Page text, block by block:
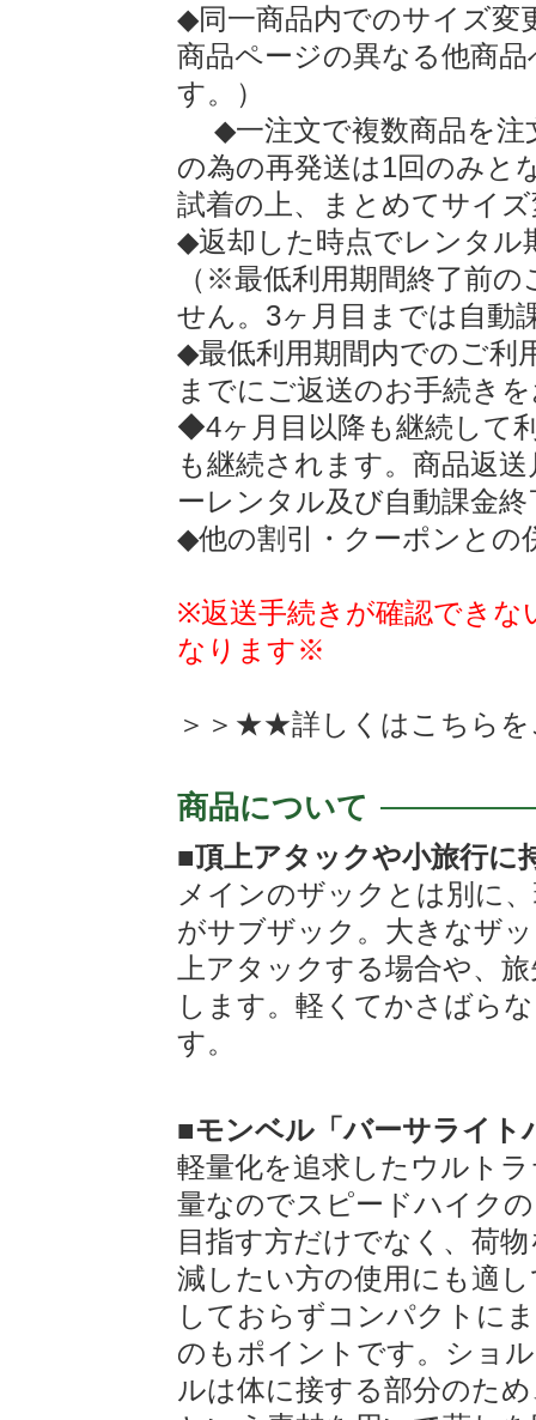
◆同一商品内でのサイズ
商品ページの異なる他商
す。）
◆一注文で複数商品を注
の為の再発送は1回のみと
試着の上、まとめてサイ
◆返却した時点でレンタル
（※最低利用期間終了前
せん。3ヶ月目までは自動
◆最低利用期間内でのご利
までにご返送のお手続き
◆4ヶ月目以降も継続して
も継続されます。商品返
ーレンタル及び自動課金
◆他の割引・クーポンとの
※返送手続きが確認できな
なります※
＞＞★★詳しくは こちら
商品について
■頂上アタックや小旅行に
メインのザックとは別に
がサブザック。大きなザ
上アタックする場合や、
します。軽くてかさばら
す。
■モンベル「バーサライト
軽量化を追求したウルト
量なのでスピードハイク
目指す方だけでなく、荷
減したい方の使用にも適
しておらずコンパクトに
のもポイントです。ショ
ルは体に接する部分のた